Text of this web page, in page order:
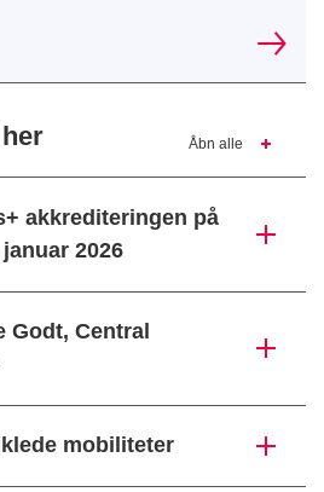
Åbn alle
akkrediteringen på
2026
Godt, Central
mobiliteter